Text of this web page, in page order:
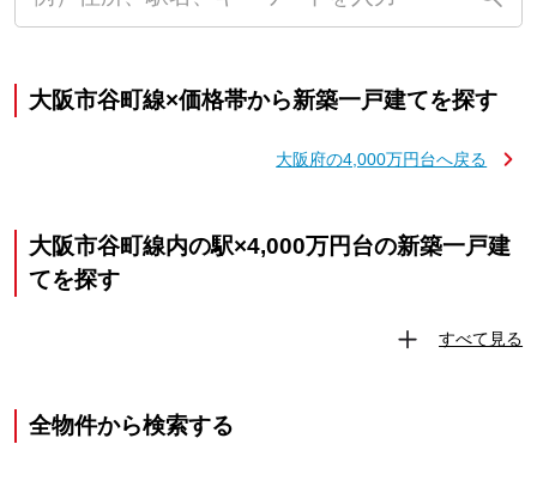
大阪市谷町線×価格帯から新築一戸建てを探す
大阪府の4,000万円台へ戻る
大阪市谷町線内の駅×4,000万円台の新築一戸建
てを探す
すべて見る
全物件から検索する